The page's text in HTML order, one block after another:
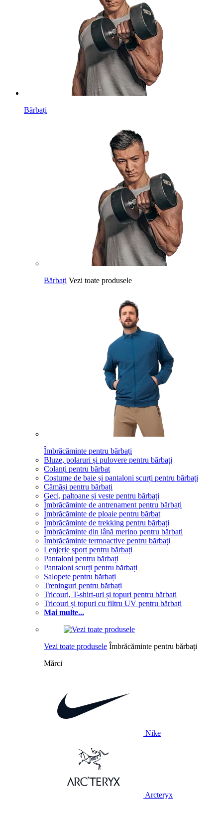
Bărbați
Bărbați Vezi toate produsele
Îmbrăcăminte pentru bărbați
Bluze, polaruri și pulovere pentru bărbați
Colanți pentru bărbat
Costume de baie și pantaloni scurți pentru bărbați
Cămăși pentru bărbați
Geci, paltoane și veste pentru bărbați
Îmbrăcăminte de antrenament pentru bărbați
Îmbrăcăminte de ploaie pentru bărbat
Îmbrăcăminte de trekking pentru bărbați
Îmbrăcăminte din lână merino pentru bărbați
Îmbrăcăminte termoactive pentru bărbați
Lenjerie sport pentru bărbați
Pantaloni pentru bărbați
Pantaloni scurți pentru bărbați
Salopete pentru bărbați
Treninguri pentru bărbați
Tricouri, T-shirt-uri și topuri pentru bărbați
Tricouri și topuri cu filtru UV pentru bărbați
Mai multe...
Vezi toate produsele Îmbrăcăminte pentru bărbați
Mărci
Nike
Arcteryx